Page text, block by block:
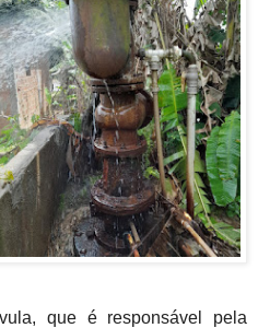
que é responsável pela